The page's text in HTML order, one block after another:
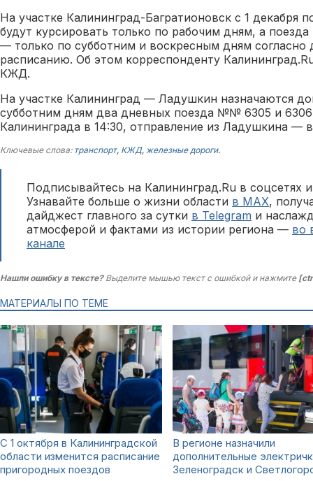
На участке Калининград-Багратионовск с 1 декабря
будут курсировать только по рабочим дням, а
— только по субботним и воскресным дням
расписанию. Об этом корреспонденту
КЖД.
На участке Калининград — Ладушкин назначаются
субботним дням два дневных поезда №№ 6305 и 6306
Калининграда в 14:30, отправление из Ладушкина — в
Ключевые слова: транспорт, КЖД, железные дороги.
Подписывайтесь на Калининград.Ru в соцсетях
Узнавайте больше о жизни области в MAX,
дайджест главного за сутки в Telegram и
атмосферой и фактами из истории региона — во
канале
Нашли ошибку в тексте?Выделите мышью текст с ошибкой и нажмите
МАТЕРИАЛЫ ПО ТЕМЕ
С 1 октября в Калининградской
области изменится расписание
пригородных поездов
В регионе назначили
дополнительные
Зеленоградск и